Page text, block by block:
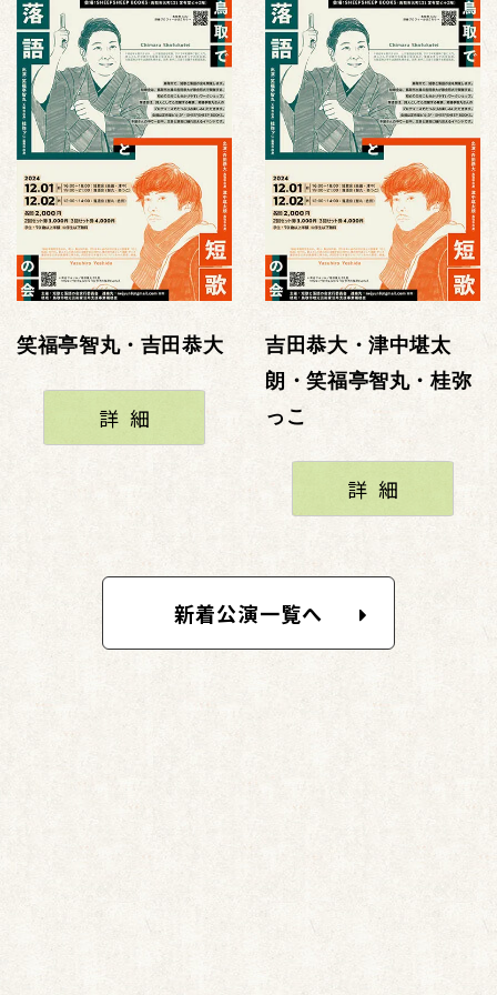
笑福亭智丸・吉田恭大
詳細
吉田恭大・津中堪太
朗・笑福亭智丸・桂弥
っこ
詳細
新着公演一覧へ